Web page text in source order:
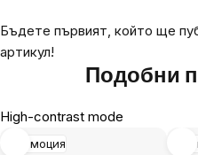
Бъдете първият, който ще
артикул!
Подобни
High-contrast mode
Промоция